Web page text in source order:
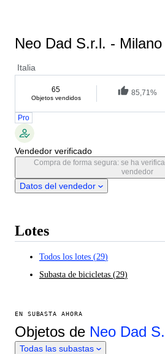
Neo Dad S.r.l. - Milano
Italia
65
Objetos vendidos
85,71%
Pro
Vendedor verificado
Compra de forma segura: se ha
vendedor
Datos del vendedor
Lotes
Todos los lotes (29)
Subasta de bicicletas (29)
EN SUBASTA AHORA
Objetos de Neo Dad
Todas las subastas